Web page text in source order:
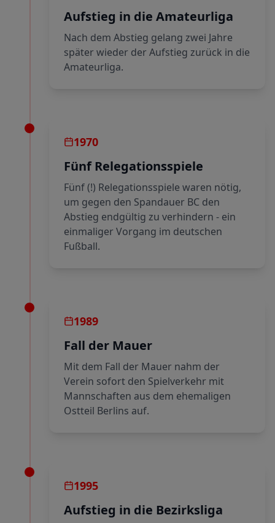
Aufstieg in die Amateurliga
Nach dem Abstieg gelang zwei Jahre
später wieder der Aufstieg zurück in die
Amateurliga.
1970
Fünf Relegationsspiele
Fünf (!) Relegationsspiele waren nötig,
um gegen den Spandauer BC den
Abstieg endgültig zu verhindern - ein
einmaliger Vorgang im deutschen
Fußball.
1989
Fall der Mauer
Mit dem Fall der Mauer nahm der
Verein sofort den Spielverkehr mit
Mannschaften aus dem ehemaligen
Ostteil Berlins auf.
1995
Aufstieg in die Bezirksliga